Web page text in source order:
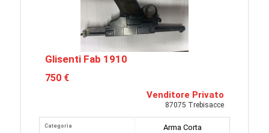
Glisenti Fab 1910
750 €
Venditore Privato
87075 Trebisacce
Categoria
Arma Corta